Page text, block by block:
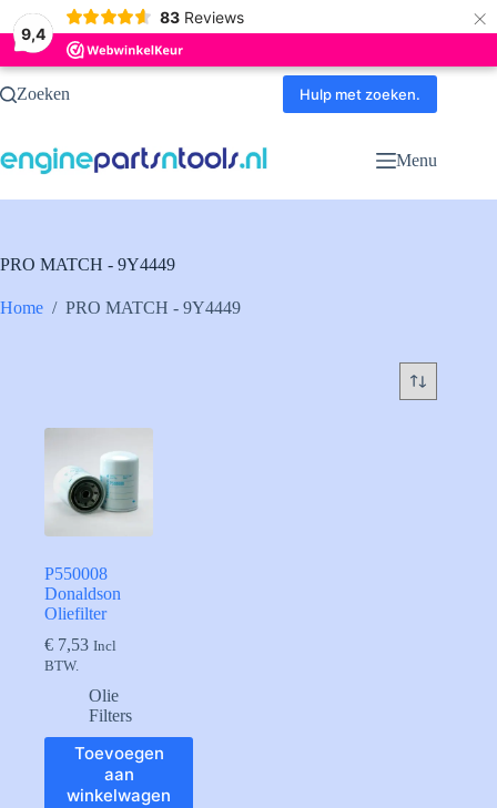
9,4
83 Reviews ×
Ga
naarZoeken Hulp met zoeken.
Menu
PRO MATCH - 9Y4449
Home / PRO MATCH - 9Y4449
P550008
Donaldson
Oliefilter
€ 7,53 Incl
BTW.
Olie
Filters
Toevoegen
aan
winkelwagen